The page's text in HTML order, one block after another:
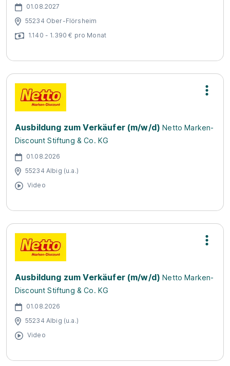
01.08.2027
55234 Ober-Flörsheim
1.140 - 1.390 € pro Monat
Ausbildung zum Verkäufer (m/w/d) Netto Marken-
Discount Stiftung & Co. KG
01.08.2026
55234 Albig (u.a.)
Video
Ausbildung zum Verkäufer (m/w/d) Netto Marken-
Discount Stiftung & Co. KG
01.08.2026
55234 Albig (u.a.)
Video